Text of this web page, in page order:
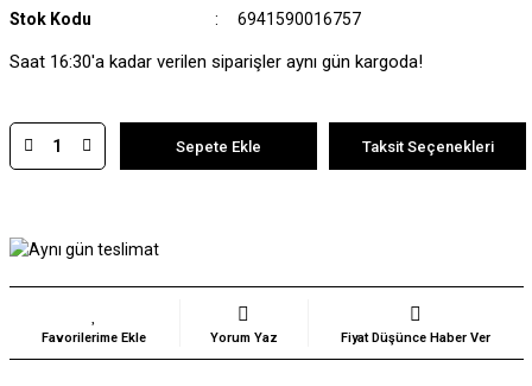
Stok Kodu 6941590016757
Saat 16:30'a kadar verilen siparişler aynı gün kargoda!
Sepete Ekle Taksit Seçenekleri
Yorum Yaz Fiyat Düşünce Haber Ver